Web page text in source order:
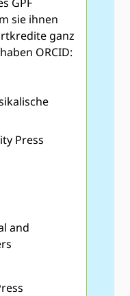
sie ihnen
ganz
ORCID:
Press
and